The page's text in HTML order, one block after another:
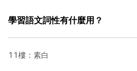
學習語文詞性有什麼用？
11樓：素白